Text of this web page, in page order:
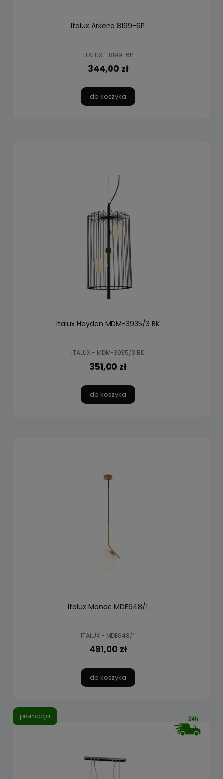
Italux Arkeno 8199-6P
ITALUX - 8199-6P
344,00 zł
do koszyka
Italux Hayden MDM-3935/3 BK
ITALUX - MDM-3935/3 BK
351,00 zł
do koszyka
Italux Mondo MDE648/1
ITALUX - MDE648/1
491,00 zł
do koszyka
promocja